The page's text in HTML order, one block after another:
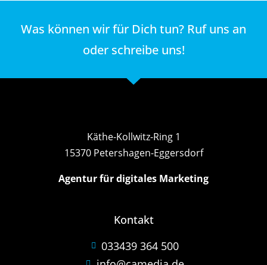
Was können wir für Dich tun? Ruf uns an
oder schreibe uns!
Käthe-Kollwitz-Ring 1
15370 Petershagen-Eggersdorf
Agentur für digitales Marketing
Kontakt
033439 364 500